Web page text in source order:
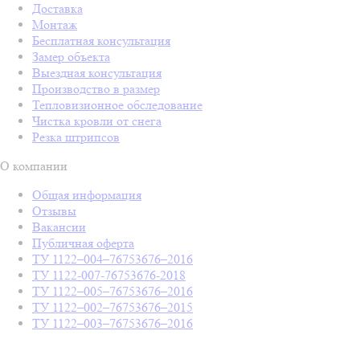
Доставка
Монтаж
Бесплатная консультация
Замер объекта
Выездная консультация
Производство в размер
Тепловизионное обследование
Чистка кровли от снега
Резка штрипсов
О компании
Общая информация
Отзывы
Вакансии
Публичная оферта
ТУ 1122–004–76753676–2016
ТУ 1122-007-76753676-2018
ТУ 1122–005–76753676–2016
ТУ 1122–002–76753676–2015
ТУ 1122–003–76753676–2016